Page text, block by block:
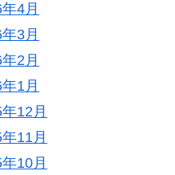
4月
3月
2月
1月
12月
11月
10月